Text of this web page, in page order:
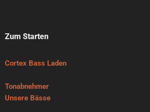
Zum Starten
Cortex Bass Laden
Tonabnehmer
Unsere Bässe